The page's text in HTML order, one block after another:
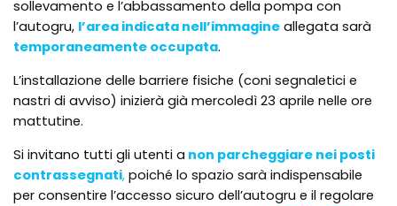
sollevamento e l’abbassamento della pompa con
l’autogru, l’area indicata nell’immagine allegata sarà
temporaneamente occupata.
L’installazione delle barriere fisiche (coni segnaletici e
nastri di avviso) inizierà già mercoledì 23 aprile nelle ore
mattutine.
Si invitano tutti gli utenti a non parcheggiare nei posti
contrassegnati, poiché lo spazio sarà indispensabile
per consentire l’accesso sicuro dell’autogru e il regolare